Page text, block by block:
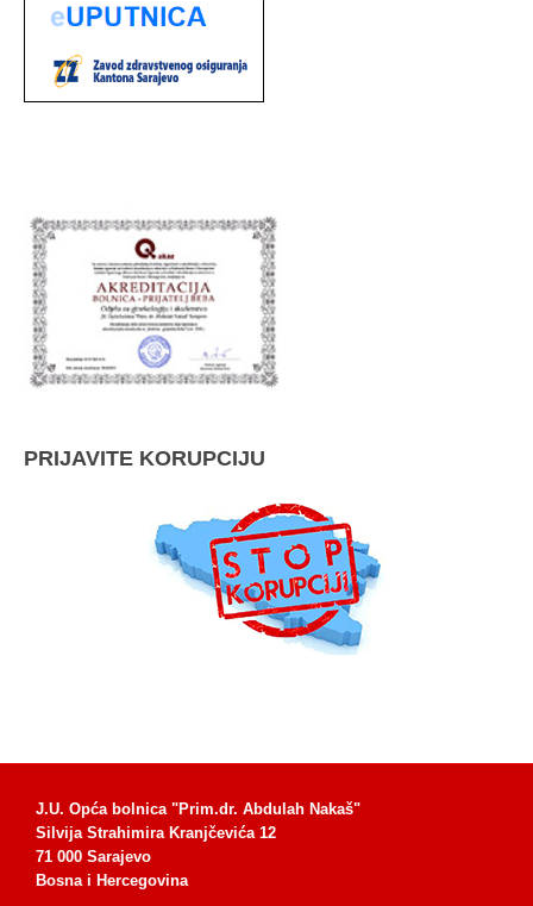
PRIJAVITE KORUPCIJU
J.U. Opća bolnica "Prim.dr. Abdulah Nakaš"
Silvija Strahimira Kranjčevića 12
71 000 Sarajevo
Bosna i Hercegovina